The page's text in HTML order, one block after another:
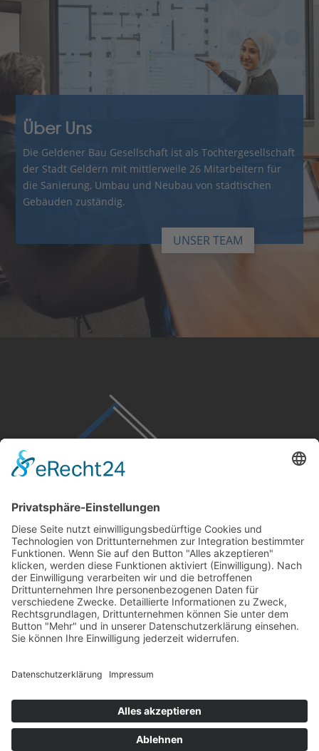
Über Uns
Die Geldener Bau Gesellschaft ist als Tochtergesellschaft
der Stadt Geldern mit mittlerweile 26 Mitarbeitern für
die Sanierung, Umbau und Neubau von städtischen
Gebäuden zuständig.
UNSER TEAM
Kontakt
02831 91304-0
info@geldern-bau.de
Glockengasse 5
47608 Geldern
Impressum
Datenschutzerklärung